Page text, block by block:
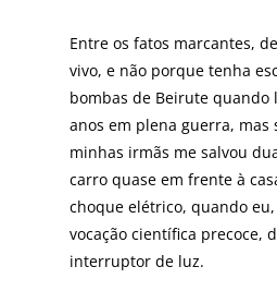
Entre os fatos marcantes,
vivo, e não porque tenha
bombas de Beirute quando
anos em plena guerra,
minhas irmãs me salvou
carro quase em frente à
choque elétrico, quando
vocação científica precoce,
interruptor de luz.